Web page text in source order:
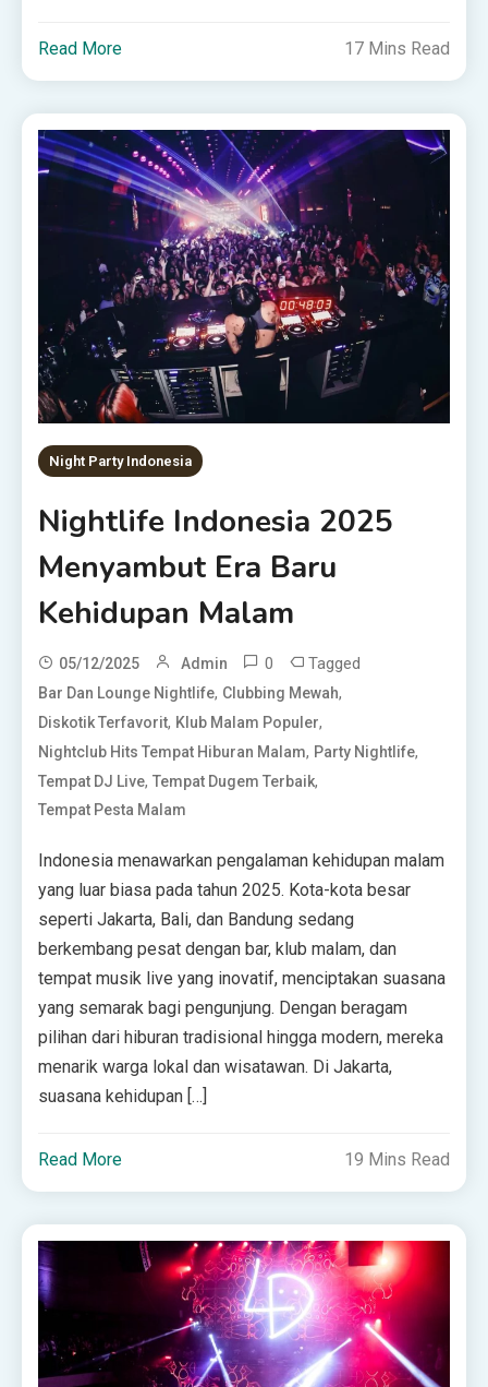
Read More 17 Mins Read
Night Party Indonesia
Nightlife Indonesia 2025
Menyambut Era Baru
Kehidupan Malam
05/12/2025 Admin 0 Tagged
Bar Dan Lounge Nightlife, Clubbing Mewah,
Diskotik Terfavorit, Klub Malam Populer,
Nightclub Hits Tempat Hiburan Malam, Party Nightlife,
Tempat DJ Live,Tempat Dugem Terbaik,
Tempat Pesta Malam
Indonesia menawarkan pengalaman kehidupan malam
yang luar biasa pada tahun 2025. Kota-kota besar
seperti Jakarta, Bali, dan Bandung sedang
berkembang pesat dengan bar, klub malam, dan
tempat musik live yang inovatif, menciptakan suasana
yang semarak bagi pengunjung. Dengan beragam
pilihan dari hiburan tradisional hingga modern, mereka
menarik warga lokal dan wisatawan. Di Jakarta,
suasana kehidupan […]
Read More 19 Mins Read